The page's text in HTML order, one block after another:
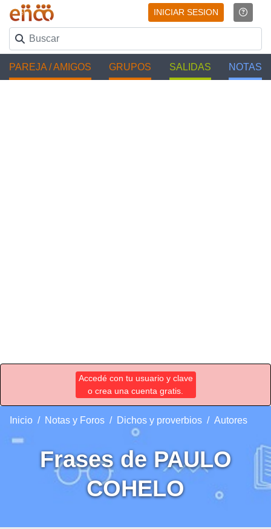
INICIAR SESION
PAREJA / AMIGOS GRUPOS SALIDAS NOTAS
Accedé con tu usuario y clave
o crea una cuenta gratis.
Inicio Notas y Foros Dichos y proverbios Autores
Frases de PAULO
COHELO